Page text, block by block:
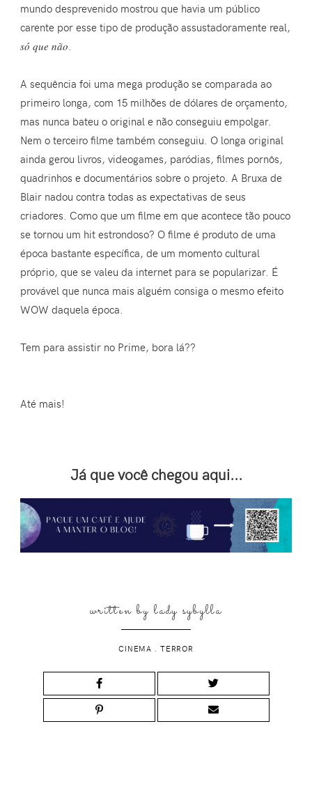
mundo desprevenido mostrou que havia um público
carente por esse tipo de produção assustadoramente real,
só que não
A sequência foi uma mega produção se comparada ao
primeiro longa, com 15 milhões de dólares de orçamento,
mas nunca bateu o original e não conseguiu empolgar.
Nem o terceiro filme também conseguiu. O longa original
ainda gerou livros, videogames, paródias, filmes pornôs,
quadrinhos e documentários sobre o projeto. A Bruxa de
Blair nadou contra todas as expectativas de seus
criadores. Como que um filme em que acontece tão pouco
se tornou um hit estrondoso? O filme é produto de uma
época bastante específica, de um momento cultural
próprio, que se valeu da internet para se popularizar. É
provável que nunca mais alguém consiga o mesmo efeito
WOW daquela época.
Tem para assistir no Prime, bora lá??
Até mais!
Já que você chegou aqui...
written bylady sybylla
CINEMA TERROR